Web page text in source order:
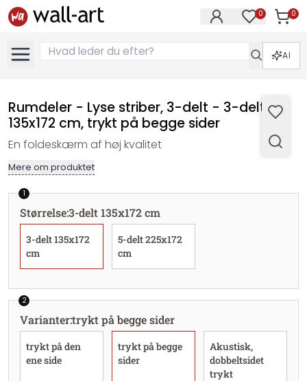
0 0
Varer
AI
Rumdeler - Lyse striber, 3-delt - 3-delt
135x172 cm, trykt på begge sider
En foldeskærm af høj kvalitet
Mere om produktet
1
Størrelse:3-delt 135x172 cm
3-delt 135x172
cm
5-delt 225x172
cm
2
Varianter:trykt på begge sider
trykt på den
ene side
trykt på begge
sider
Akustisk,
dobbeltsidet
trykt